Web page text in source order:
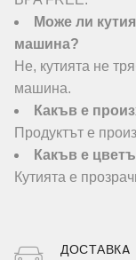
Може ли
машина?
Не, кутията не
машина.
Какъв е
Продуктът е
Какъв е
Кутията е
ДОСТАВКA